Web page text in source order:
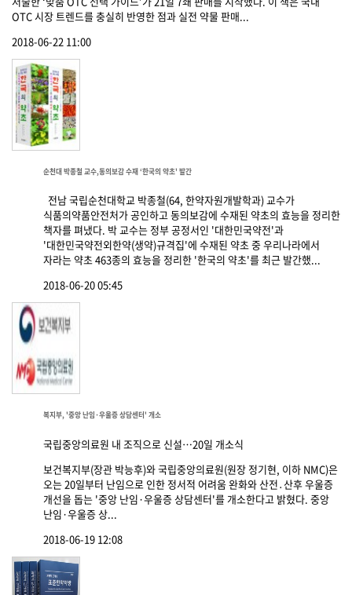
OTC 시장 트렌드를 충실히 반영한 점과 실전 약물 판매...
2018-06-22 11:00
순천대 박종철 교수,동의보감 수재 ‘한국의 약초' 발간
전남 국립순천대학교 박종철(64, 한약자원개발학과) 교수가
식품의약품안전처가 공인하고 동의보감에 수재된 약초의 효능을 정리한
책자를 펴냈다. 박 교수는 정부 공정서인 '대한민국약전'과
'대한민국약전외한약(생약)규격집'에 수재된 약초 중 우리나라에서
자라는 약초 463종의 효능을 정리한 '한국의 약초'를 최근 발간했...
2018-06-20 05:45
복지부, '중앙 난임·우울증 상담센터' 개소
국립중앙의료원 내 조직으로 신설…20일 개소식
보건복지부(장관 박능후)와 국립중앙의료원(원장 정기현, 이하 NMC)은
오는 20일부터 난임으로 인한 정서적 어려움 완화와 산전․산후 우울증
개선을 돕는 '중앙 난임·우울증 상담센터'를 개소한다고 밝혔다. 중앙
난임·우울증 상...
2018-06-19 12:08